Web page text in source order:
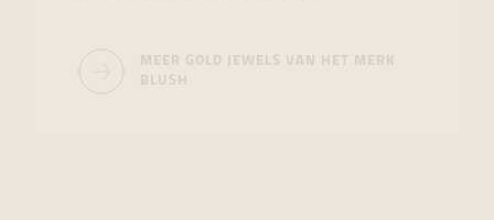
MEER GOLD JEWELS VAN HET MERK
BLUSH